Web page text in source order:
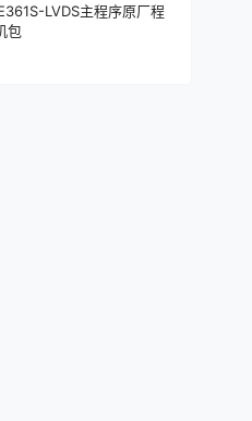
LVDS主程序原厂程
包